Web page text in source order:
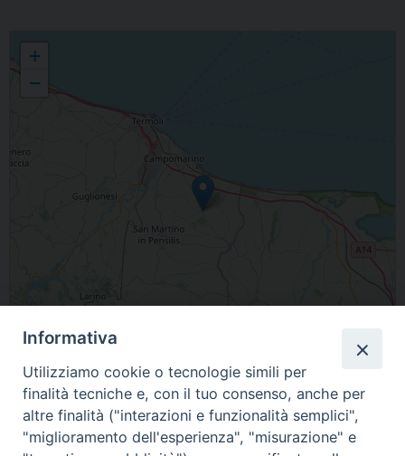
+
−
Leaflet | Map data © OpenStreetMap
Piazza Madonna Grande, 86042 Campomarino Nuova Cliternia, Molise
Italia
Informativa
Utilizziamo cookie o tecnologie simili per
finalità tecniche e, con il tuo consenso, anche per
altre finalità ("interazioni e funzionalità semplici",
"miglioramento dell'esperienza", "misurazione" e